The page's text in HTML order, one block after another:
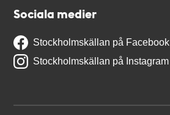
Sociala medier
Stockholmskällan på Facebook
Stockholmskällan på Instagram